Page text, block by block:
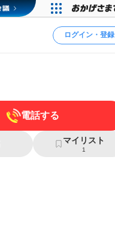
ログイン・登録
電話する
マイリスト
1